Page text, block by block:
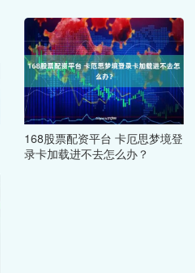
168股票配资平台 卡厄思梦境登
录卡加载进不去怎么办？